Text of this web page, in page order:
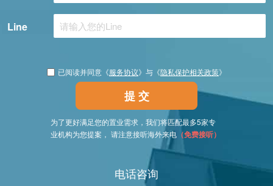
Line
已阅读并同意《服务协议》与《隐私保护相关政策》
提 交
为了更好满足您的置业需求，我们将匹配最多5家专
业机构为您提案， 请注意接听海外来电 （免费接听）
电话咨询